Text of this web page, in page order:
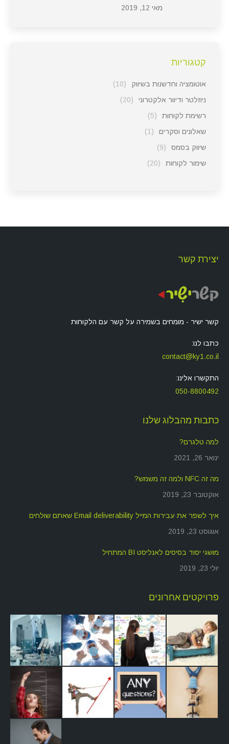
מאי 12, 2019
קטגוריות
אוטומציה וחדשנות בשיווק
(10)
ניוזלטר ודיוור אלקטרוני
(20)
רשימת לקוחות
(5)
שאלונים וסקרים
(1)
שיווק בסמס
(9)
שימור לקוחות
(20)
יצירת קשר
קשר ישיר - מומחים בשמירה על קשר עם הלקוחות
כתבו לנו:
contact@ky1.co.il
התקשרו אלינו:
050-8800492
כתבות מהבלוג שלנו
למה טלגרם?
ינואר 26, 2021
מה זה NFC ולמה זה משמש?
אוקטובר 23, 2019
איך לשפר את עבירות המייל Email deliverability שאתם שולחים
אוגוסט 23, 2019
מושגי יסוד בסיסים לאנליסט BI המתחיל
יולי 23, 2019
פרויקטים אחרונים